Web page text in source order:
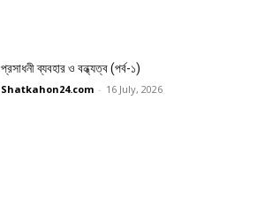
প্রসাধনী ব্যবহার ও বন্ধ্যত্ব (পর্ব-১)
Shatkahon24.com - 16 July, 2026